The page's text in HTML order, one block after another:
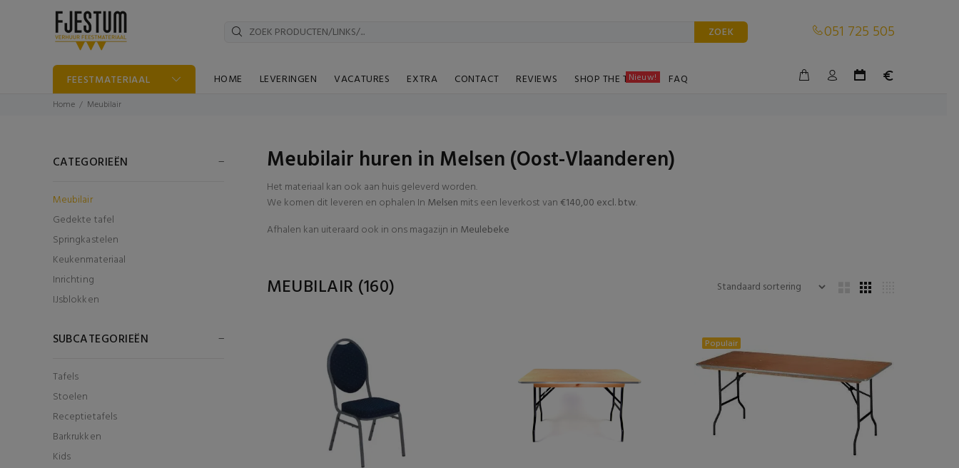
ZOEK 051 725 505
FEESTMATERIAAL HOME LEVERINGEN VACATURES EXTRA CONTACT REVIEWS SHOP THE TABLE
Nieuw! FAQ
Home Meubilair
CATEGORIEËN
Meubilair
Gedekte tafel
Springkastelen
Keukenmateriaal
Inrichting
IJsblokken
SUBCATEGORIEËN
Tafels
Stoelen
Receptietafels
Barkrukken
Kids
Meubilair huren in Melsen (Oost-Vlaanderen)
Het materiaal kan ook aan huis geleverd worden.
We komen dit leveren en ophalen In Melsen mits een leverkost van€140,00 excl. btw.
Afhalen kan uiteraard ook in ons magazijn in Meulebeke
MEUBILAIR (160)
Populair